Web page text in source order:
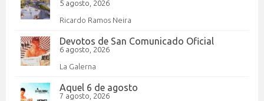
5 agosto, 2026
Ricardo Ramos Neira
Devotos de San Comunicado Oficial
6 agosto, 2026
La Galerna
Aquel 6 de agosto
7 agosto, 2026